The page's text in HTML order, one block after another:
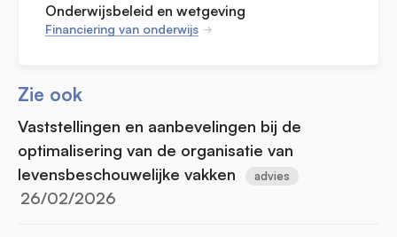
Onderwijsbeleid en wetgeving
Financiering van onderwijs
Zie ook
Vaststellingen en aanbevelingen bij de
optimalisering van de organisatie van
levensbeschouwelijke vakken
advies
26/02/2026